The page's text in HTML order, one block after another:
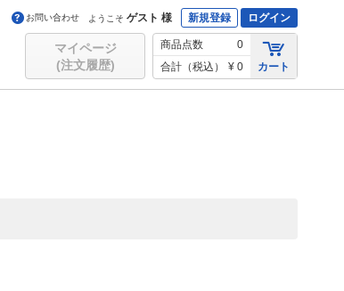
お問い合わせ ようこそ ゲスト 様 新規登録 ログイン
マイページ
(注文履歴)
商品点数
0
合計（税込）
¥ 0 カート